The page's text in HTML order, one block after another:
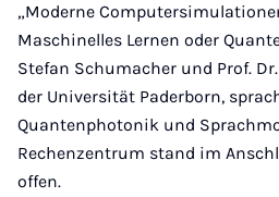
„Moderne
Maschinelles Lernen oder
Stefan Schumacher und Prof.
der Universität Paderborn,
Quantenphotonik und
Rechenzentrum stand im
offen.